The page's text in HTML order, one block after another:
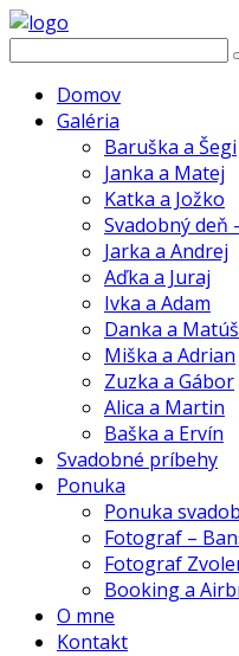
Domov
Galéria
Baruška a Šegi
Janka a Matej
Katka a Jožko
Svadobný deň
Jarka a Andrej
Aďka a Juraj
Ivka a Adam
Danka a Matúš
Miška a Adrian
Zuzka a Gábor
Alica a Martin
Baška a Ervín
Svadobné príbehy
Ponuka
Ponuka
Fotograf –
Fotograf
Booking a
O mne
Kontakt